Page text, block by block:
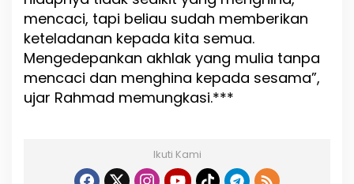
mencaci, tapi beliau sudah memberikan
keteladanan kepada kita semua.
Mengedepankan akhlak yang mulia tanpa
mencaci dan menghina kepada sesama”,
ujar Rahmad memungkasi.***
Ikuti Kami